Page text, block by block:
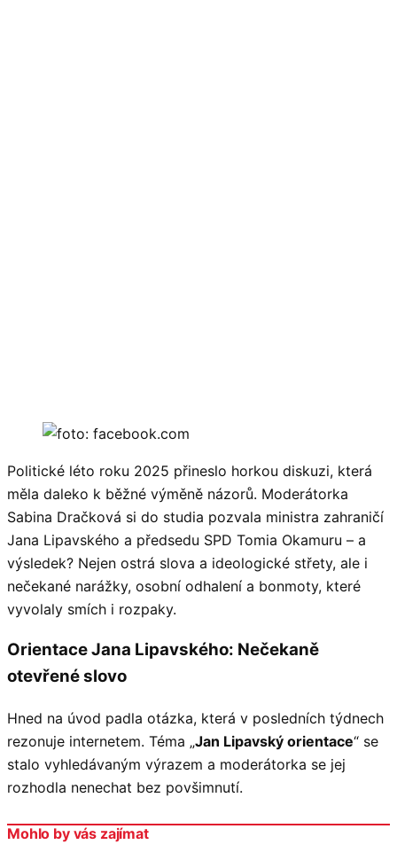
Politické léto roku 2025 přineslo horkou diskuzi, která
měla daleko k běžné výměně názorů. Moderátorka
Sabina Dračková si do studia pozvala ministra zahraničí
Jana Lipavského a předsedu SPD Tomia Okamuru – a
výsledek? Nejen ostrá slova a ideologické střety, ale i
nečekané narážky, osobní odhalení a bonmoty, které
vyvolaly smích i rozpaky.
Orientace Jana Lipavského: Nečekaně
otevřené slovo
Hned na úvod padla otázka, která v posledních týdnech
rezonuje internetem. Téma „Jan Lipavský orientace“ se
stalo vyhledávaným výrazem a moderátorka se jej
rozhodla nenechat bez povšimnutí.
Mohlo by vás zajímat